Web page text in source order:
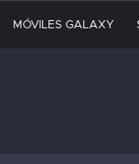
MÓVILES GALAXY